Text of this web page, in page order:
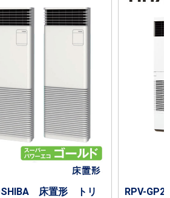
床置形 トリ
RPV-